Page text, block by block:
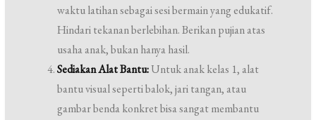
waktu latihan sebagai sesi bermain yang edukatif.
Hindari tekanan berlebihan. Berikan pujian atas
usaha anak, bukan hanya hasil.
Sediakan Alat Bantu:Untuk anak kelas 1, alat
bantu visual seperti balok, jari tangan, atau
gambar benda konkret bisa sangat membantu